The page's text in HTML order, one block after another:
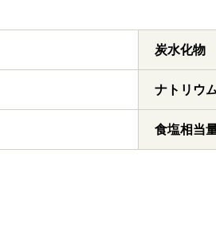
炭水化物
ナトリウ
食塩相当